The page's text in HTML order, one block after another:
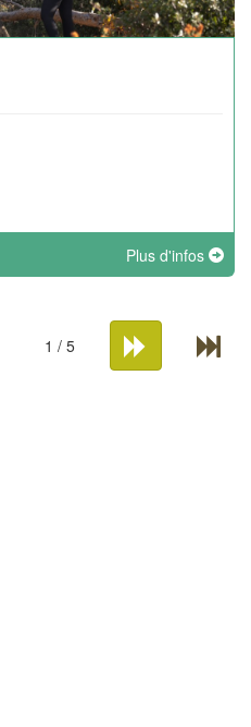
Plus d'infos
1 / 5